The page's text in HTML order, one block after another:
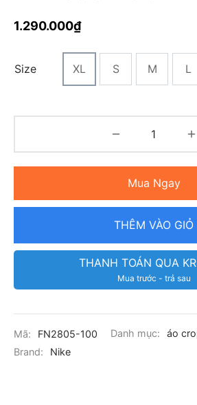
1.290.000₫
Size XL S M L
Mua Ngay
THÊM VÀO GIỎ
THANH TOÁN QUA
Mua trước - trả sau
Mã: FN2805-100 Danh mục:
áo
Brand:
Nike